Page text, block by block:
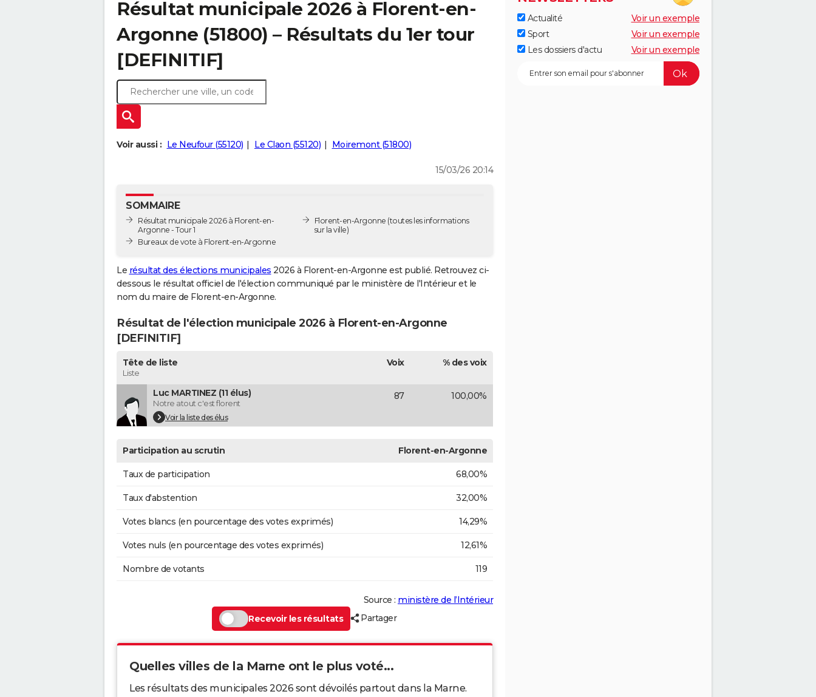
Résultat municipale 2026 à Florent-en-
Argonne (51800) – Résultats du 1er tour
[DEFINITIF]
Voir aussi : Le Neufour (55120) Le Claon (55120) Moiremont (51800)
15/03/26 20:14
SOMMAIRE
Résultat municipale 2026 à Florent-en-
Argonne - Tour 1
Bureaux de vote à Florent-en-Argonne
Florent-en-Argonne (toutes les informations
sur la ville)
Le résultat des élections municipales 2026 à Florent-en-Argonne est publié. Retrouvez ci-
dessous le résultat officiel de l'élection communiqué par le ministère de l'Intérieur et le
nom du maire de Florent-en-Argonne.
Résultat de l'élection municipale 2026 à Florent-en-Argonne
[DEFINITIF]
Tête de liste
Liste
Voix % des voix
Luc MARTINEZ (11 élus)
Notre atout c'est florent
Voir la liste des élus
87 100,00%
Participation au scrutin Florent-en-Argonne
Taux de participation 68,00%
Taux d'abstention 32,00%
Votes blancs (en pourcentage des votes exprimés) 14,29%
Votes nuls (en pourcentage des votes exprimés) 12,61%
Nombre de votants 119
Source : ministère de l’Intérieur
Recevoir les résultats
Partager
Quelles villes de la Marne ont le plus voté...
Les résultats des municipales 2026 sont dévoilés partout dans la Marne.
Actualité
Voir un exemple
Sport
Voir un exemple
Les dossiers d'actu
Voir un exemple